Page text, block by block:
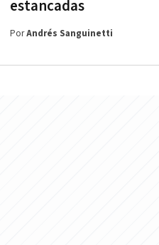
estancadas
PorAndrés Sanguinetti